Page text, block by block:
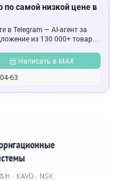
самой низкой цене в
в Telegram — AI-агент за
из 130 000+ товаров
📨 Написать в MAX
63